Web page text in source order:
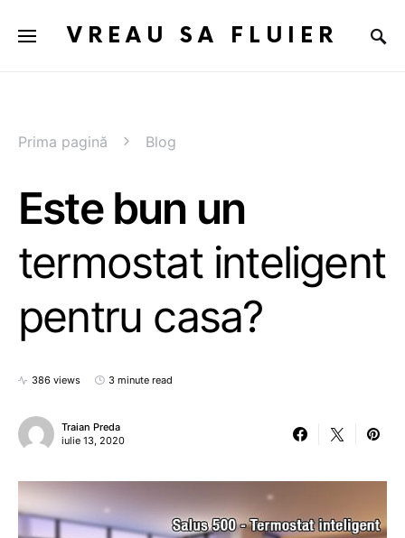
VREAU SA FLUIER
Prima pagină Blog
Este bun un
termostat inteligent
pentru casa?
386 views 3 minute read
Traian Preda
iulie 13, 2020